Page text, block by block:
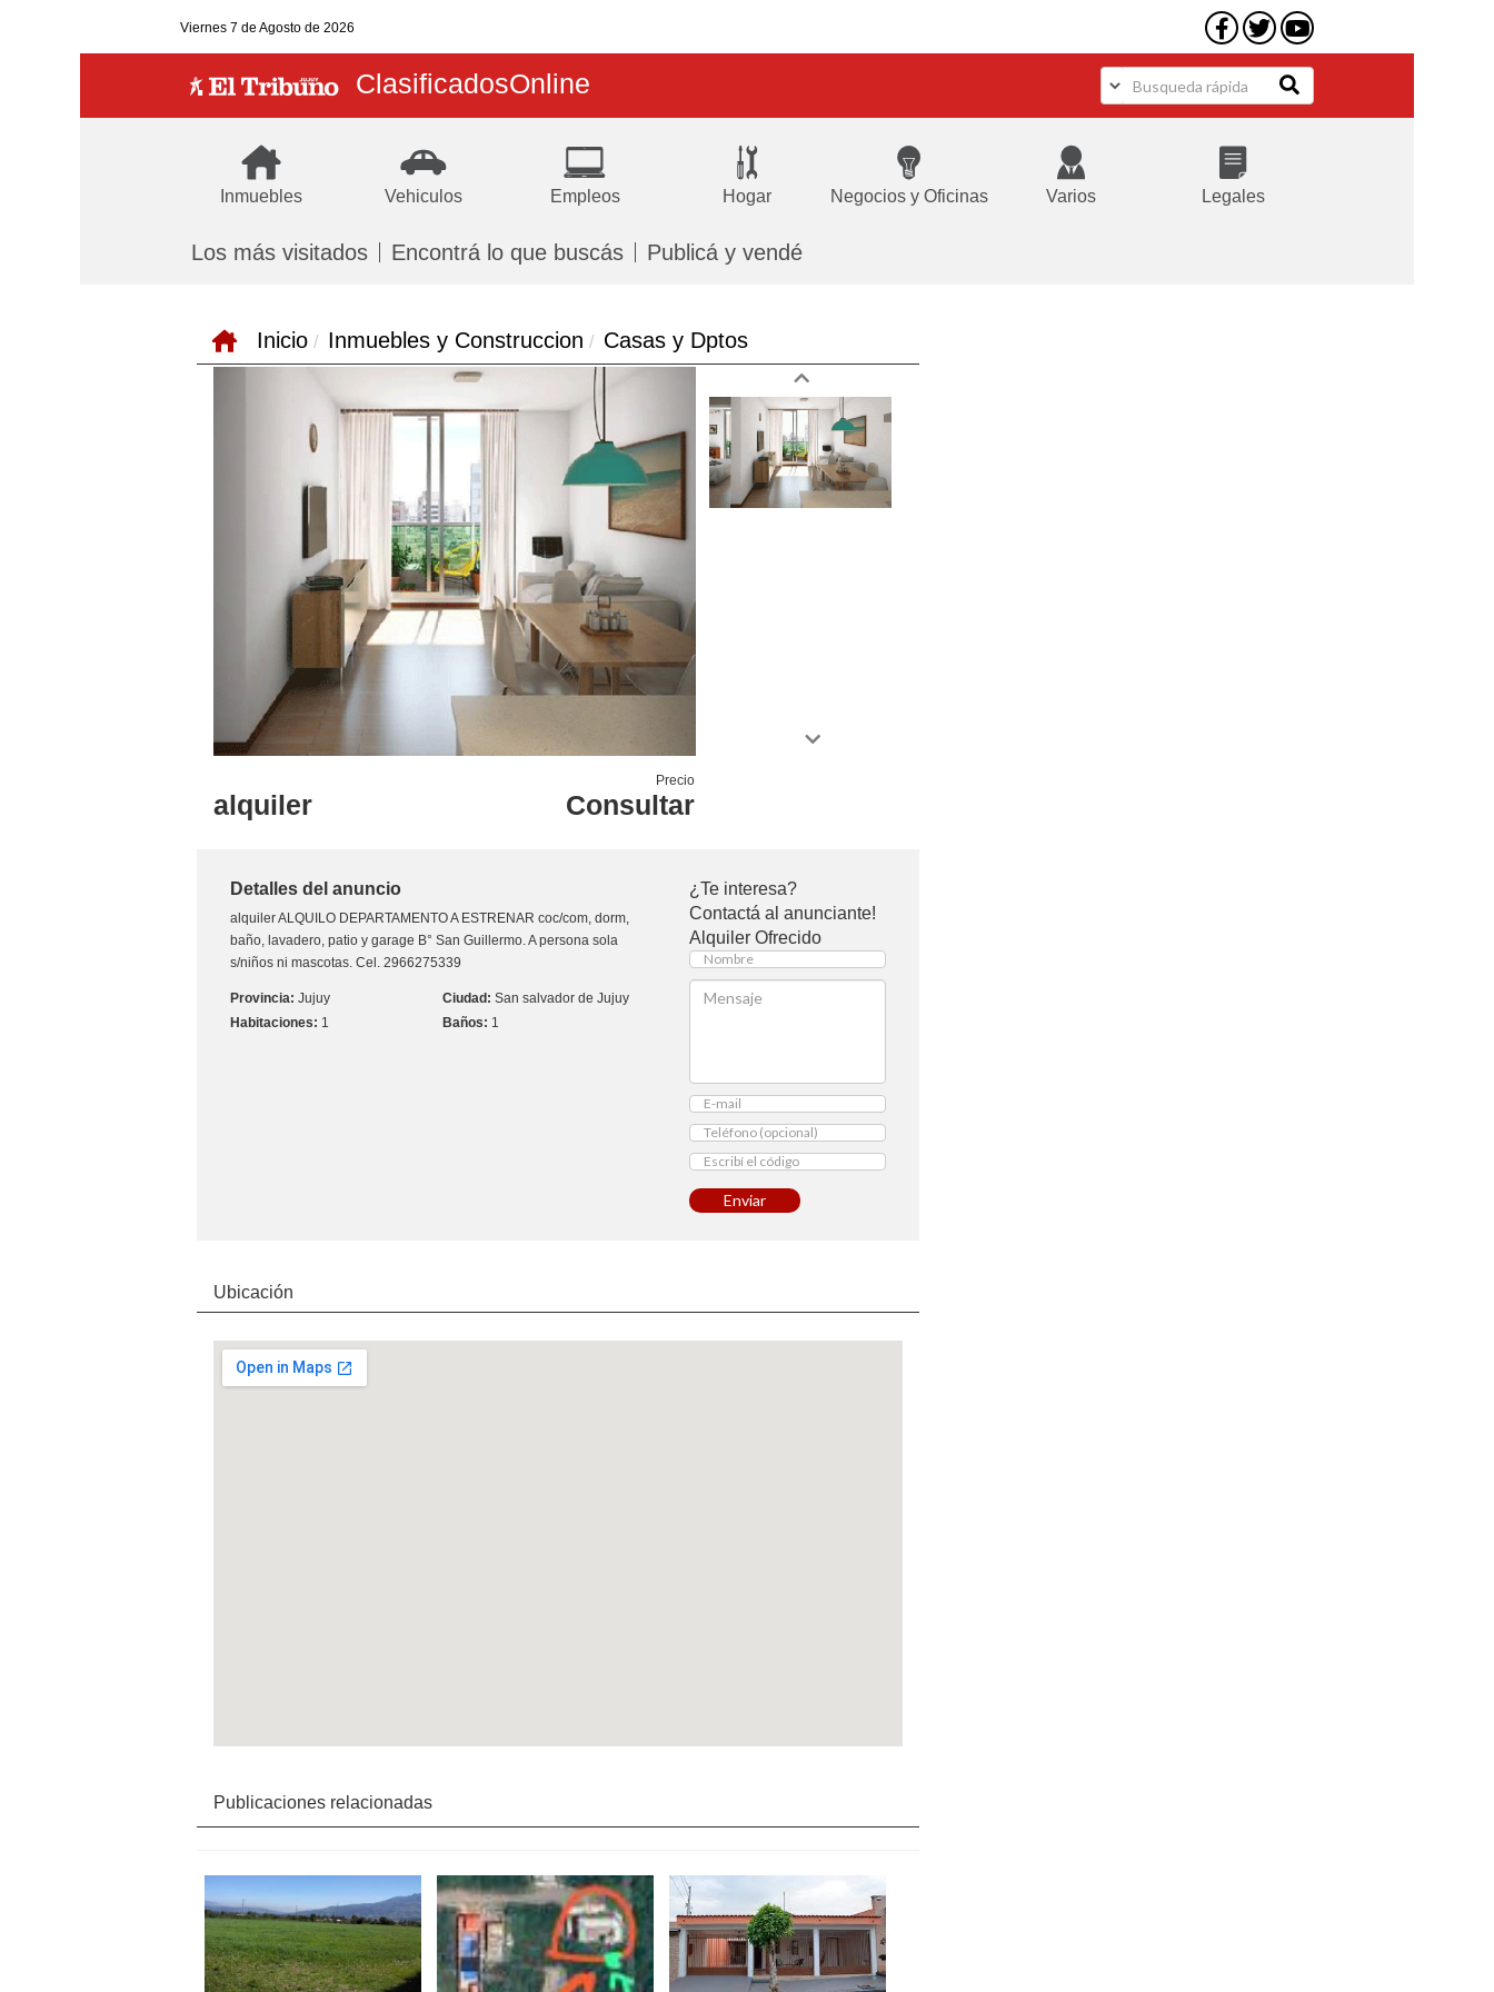
Viernes 7 de Agosto de 2026
ClasificadosOnline
Inmuebles Vehiculos Empleos Hogar Negocios y Oficinas Varios Legales
Los más visitados Encontrá lo que buscás Publicá y vendé
Inicio Inmuebles y Construccion
Casas y Dptos
alquiler
Precio
Consultar
Detalles del anuncio
alquilerALQUILO DEPARTAMENTO A ESTRENAR coc/com, dorm,
baño, lavadero, patio y garage B° San Guillermo. A persona sola
s/niños ni mascotas. Cel. 2966275339
Jujuy
San salvador de Jujuy
1
1
¿Te interesa?
Contactá al anunciante!
Alquiler Ofrecido
Enviar
Ubicación
Publicaciones relacionadas